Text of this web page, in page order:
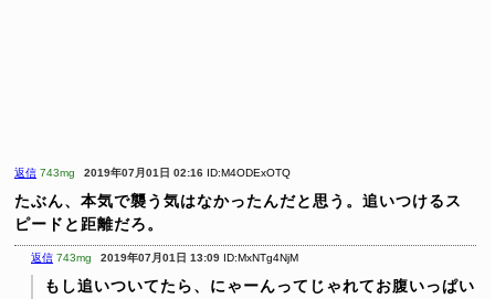
返信 743mg 2019年07月01日 02:16 ID:M4ODExOTQ
たぶん、本気で襲う気はなかったんだと思う。追いつけるス
ピードと距離だろ。
返信 743mg 2019年07月01日 13:09 ID:MxNTg4NjM
もし追いついてたら、にゃーんってじゃれてお腹いっぱい